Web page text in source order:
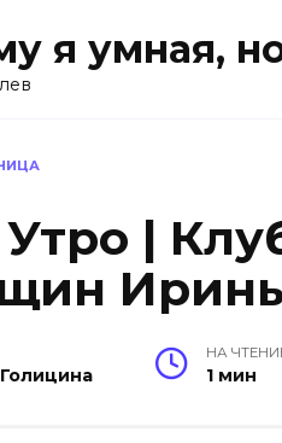
я умная,
|
НА
1 мин